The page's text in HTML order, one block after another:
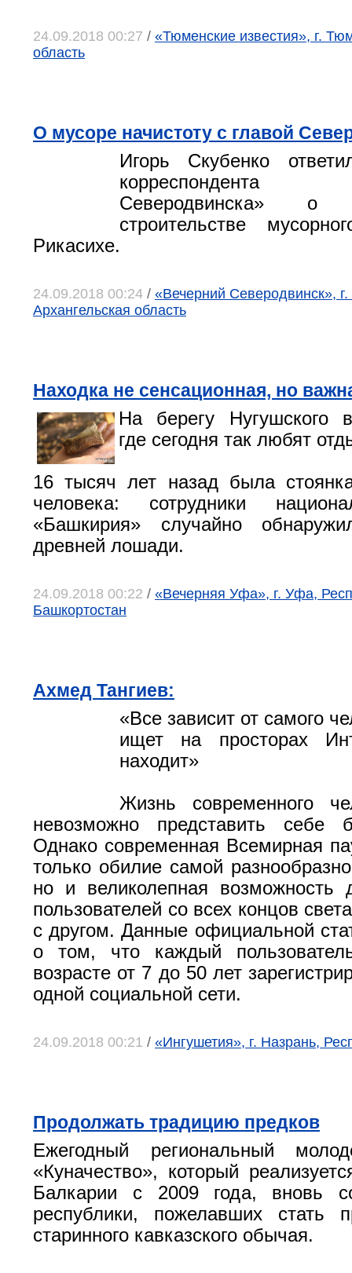
24.09.2018 00:27 / «Тюменские известия», г.
область
О мусоре начистоту с главой
Игорь Скубенко
корреспондента
Северодвинска» о
строительстве
Рикасихе.
24.09.2018 00:24 / «Вечерний Северодвинск»,
Архангельская область
Находка не сенсационная, но
На берегу Нугушского
где сегодня так любят
16 тысяч лет назад была
человека: сотрудники
«Башкирия» случайно
древней лошади.
24.09.2018 00:22 / «Вечерняя Уфа», г. Уфа,
Башкортостан
Ахмед Тангиев:
«Все зависит от самого
ищет на просторах
находит»
Жизнь современного
невозможно представить себе
Однако современная Всемирная
только обилие самой
но и великолепная возможность
пользователей со всех концов
с другом. Данные официальной
о том, что каждый
возрасте от 7 до 50 лет
одной социальной сети.
24.09.2018 00:21 / «Ингушетия», г. Назрань,
Продолжать традицию предков
Ежегодный региональный
«Куначество», который
Балкарии с 2009 года, вновь
республики, пожелавших стать
старинного кавказского обычая.